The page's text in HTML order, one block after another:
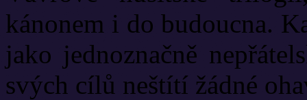
kánonem i do budoucna.
jako jednoznačně
svých cílů neštítí žádné